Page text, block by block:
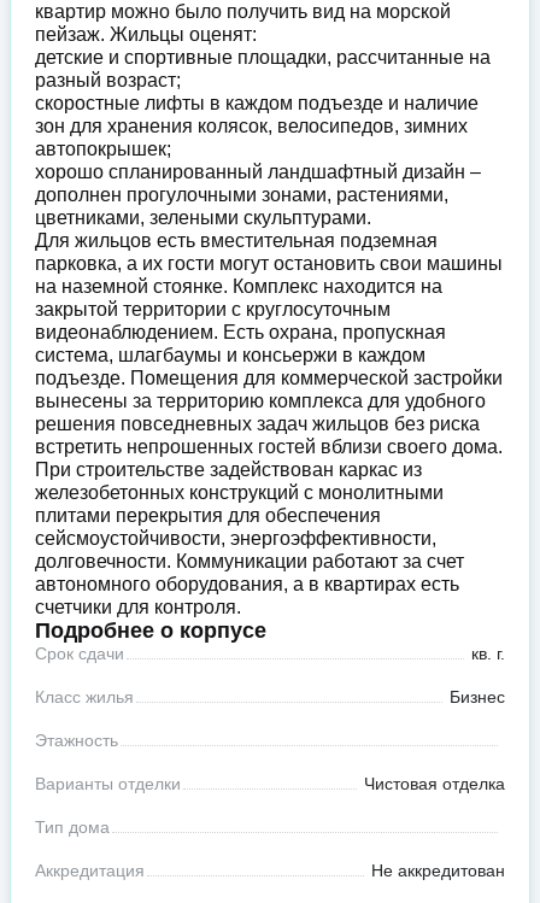
квартир можно было получить вид на морской
пейзаж. Жильцы оценят:
детские и спортивные площадки, рассчитанные на
разный возраст;
скоростные лифты в каждом подъезде и наличие
зон для хранения колясок, велосипедов, зимних
автопокрышек;
хорошо спланированный ландшафтный дизайн –
дополнен прогулочными зонами, растениями,
цветниками, зелеными скульптурами.
Для жильцов есть вместительная подземная
парковка, а их гости могут остановить свои машины
на наземной стоянке. Комплекс находится на
закрытой территории с круглосуточным
видеонаблюдением. Есть охрана, пропускная
система, шлагбаумы и консьержи в каждом
подъезде. Помещения для коммерческой застройки
вынесены за территорию комплекса для удобного
решения повседневных задач жильцов без риска
встретить непрошенных гостей вблизи своего дома.
При строительстве задействован каркас из
железобетонных конструкций с монолитными
плитами перекрытия для обеспечения
сейсмоустойчивости, энергоэффективности,
долговечности. Коммуникации работают за счет
автономного оборудования, а в квартирах есть
счетчики для контроля.
Подробнее о корпусе
Срок сдачи кв. г.
Класс жилья Бизнес
Этажность
Варианты отделки Чистовая отделка
Тип дома
Аккредитация Не аккредитован